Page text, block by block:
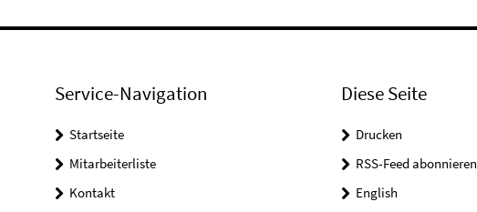
Service-Navigation
Startseite
Mitarbeiterliste
Kontakt
Diese Seite
Drucken
RSS-Feed abonnieren
English